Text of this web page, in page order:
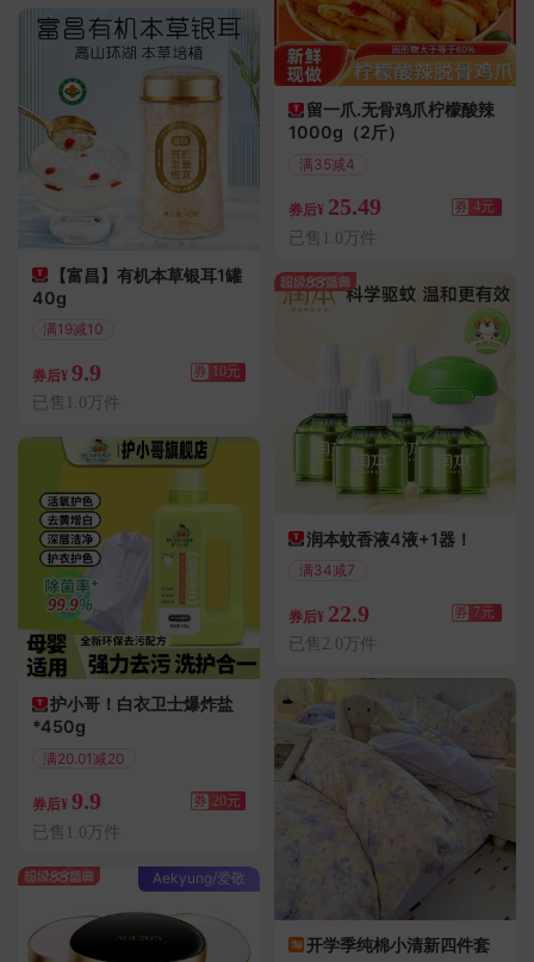
【富昌】有机本草银耳1罐
40g
满19减10
券后¥ 9.9 券 10元
已售1.0万件
护小哥！白衣卫士爆炸盐
*450g
满20.01减20
券后¥ 9.9 券 20元
已售1.0万件
Aekyung/爱敬
留一爪.无骨鸡爪柠檬酸辣
1000g（2斤）
满35减4
券后¥ 25.49 券 4元
已售1.0万件
润本蚊香液4液+1器！
满34减7
券后¥ 22.9 券 7元
已售2.0万件
开学季纯棉小清新四件套